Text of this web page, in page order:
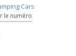
Cars
le numéro